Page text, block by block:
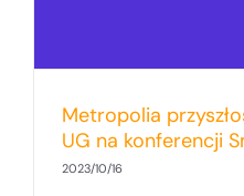
Metropolia
UG na konferencji
2023/10/16